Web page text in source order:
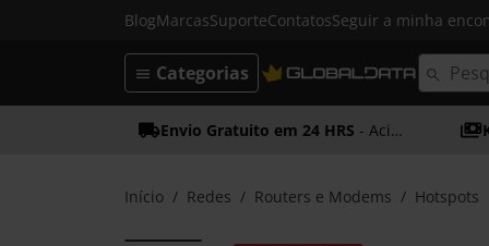
BlogMarcasSuporteContatosSeguir a minha
Categorias
Envio Gratuito em 24 HRS - Acima dos 50€
Início Redes Routers e Modems Hotspots